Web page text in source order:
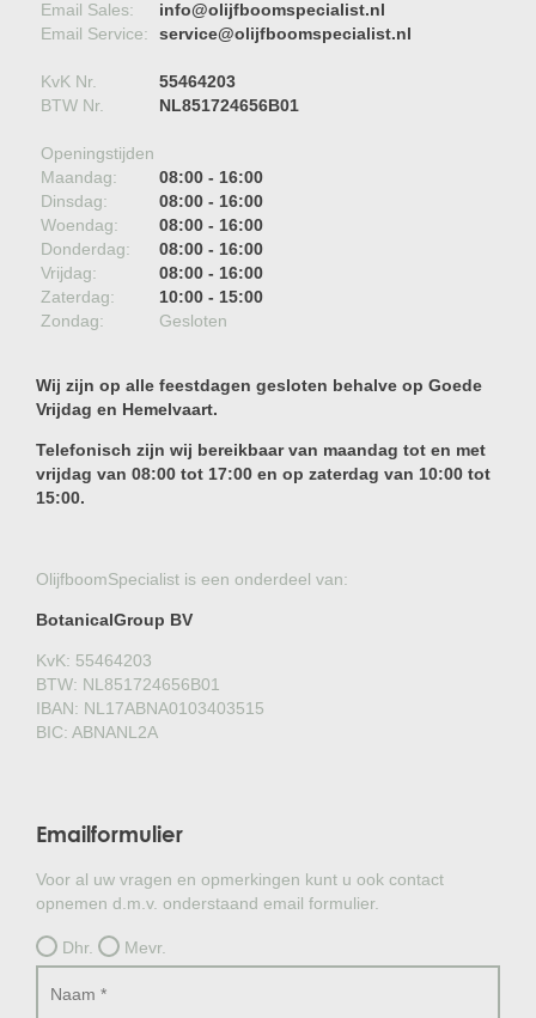
Email Sales:
info@olijfboomspecialist.nl
Email Service:
service@olijfboomspecialist.nl
KvK Nr.
55464203
BTW Nr.
NL851724656B01
Openingstijden
Maandag:
08:00 - 16:00
Dinsdag:
08:00 - 16:00
Woendag:
08:00 - 16:00
Donderdag:
08:00 - 16:00
Vrijdag:
08:00 - 16:00
Zaterdag:
10:00 - 15:00
Zondag:
Gesloten
Wij zijn op alle feestdagen gesloten behalve op Goede
Vrijdag en Hemelvaart.
Telefonisch zijn wij bereikbaar van maandag tot en met
vrijdag van 08:00 tot 17:00 en op zaterdag van 10:00 tot
15:00.
OlijfboomSpecialist is een onderdeel van:
BotanicalGroup BV
KvK: 55464203
BTW: NL851724656B01
IBAN: NL17ABNA0103403515
BIC: ABNANL2A
Emailformulier
Voor al uw vragen en opmerkingen kunt u ook contact
opnemen d.m.v. onderstaand email formulier.
Dhr. Mevr.